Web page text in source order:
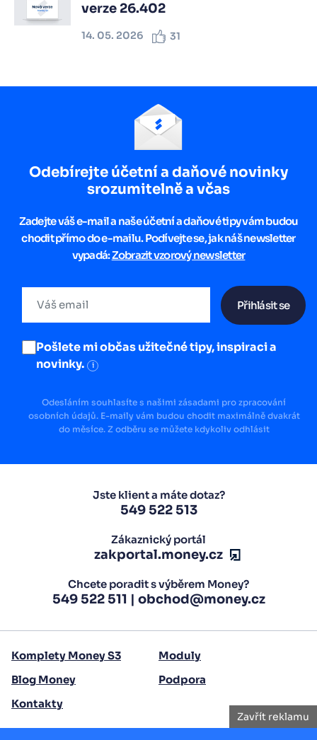
verze 26.402
14. 05. 2026 31
Zavřít reklamu
Odebírejte účetní a daňové novinky
srozumitelně a včas
Zadejte váš e-mail a naše účetní a daňové tipy vám budou
chodit přímo do e-mailu. Podívejte se, jak náš newsletter
vypadá:Zobrazit vzorový newsletter
Přihlásit se
Pošlete mi občas užitečné tipy, inspiraci a
novinky.
i
Odesláním souhlasíte s našimi zásadami pro zpracování
osobních údajů. E-maily vám budou chodit maximálně dvakrát
do měsíce. Z odběru se můžete kdykoliv odhlásit
Jste klient a máte dotaz?
549 522 513
Zákaznický portál
zakportal.money.cz
Chcete poradit s výběrem Money?
549 522 511 | obchod@money.cz
Komplety Money S3
Moduly
Blog Money
Podpora
Kontakty